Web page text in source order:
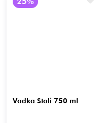
Vodka Stoli 750 ml